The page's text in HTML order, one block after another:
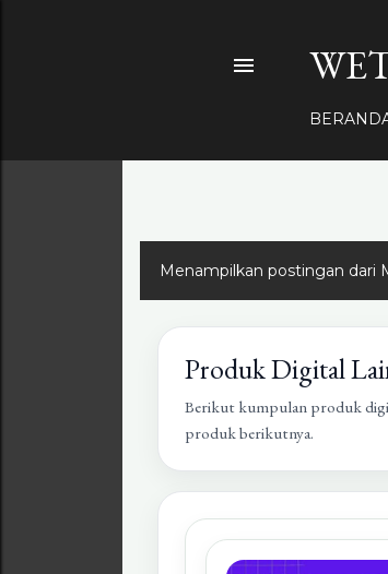
Menampilkan postingan dari
Produk Digital
Berikut kumpulan produk
produk berikutnya.